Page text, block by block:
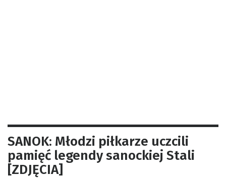
SANOK: Młodzi piłkarze uczcili
pamięć legendy sanockiej Stali
[ZDJĘCIA]